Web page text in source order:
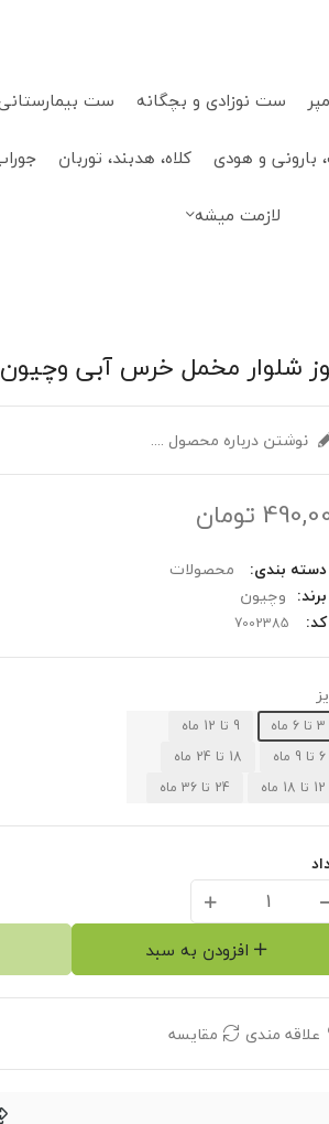
ست نوزادی و بچگانه
ست
بارونی و هودی کلاه، هدبند، توربان
لازمت میشه
شلوار مخمل خرس آبی وچیون
نوشتن درباره محصول ....
تومان
دسته بندی:
محصولات
برند: وچیون
کد:
3 تا 6 ماه
9 تا 12 ماه
6 تا 9 ماه
18 تا 24 ماه
12 تا 18 ماه
24 تا 36 ماه
افزودن به سبد
علاقه مندی مقایسه